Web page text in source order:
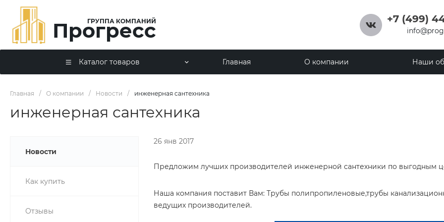
ГРУППА КОМПАНИЙ
Прогресс +7 (499)
г. Москва,
Каталог товаров Главная О компании Наши
Главная / О компании / Новости / инженерная сантехника
инженерная сантехника
Новости
Как купить
Отзывы
26 янв 2017
Предложим лучших производителей инженерной сантехники по выгодным
Наша компания поставит Вам: Трубы полипропиленовые,трубы
ведущих производителей.